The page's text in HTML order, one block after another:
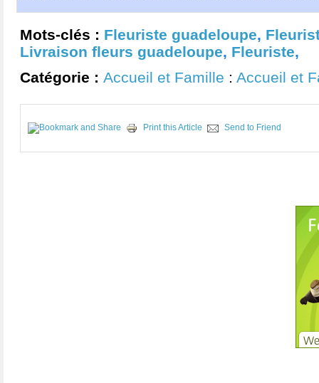
Mots-clés : Fleuriste guadeloupe,
Livraison fleurs guadeloupe, Fleuriste,
Catégorie : Accueil et Famille : Accueil et
Print this Article Send to Friend